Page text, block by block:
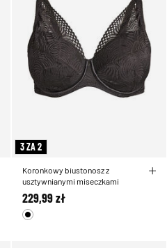
3 ZA 2
Koronkowy biustonosz z
usztywnianymi miseczkami
229,99 zł